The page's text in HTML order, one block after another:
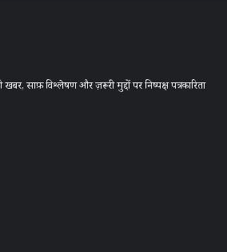
साफ़ विश्लेषण और ज़रूरी मुद्दों पर निष्पक्ष पत्रकारिता